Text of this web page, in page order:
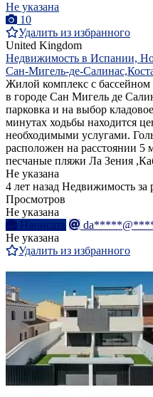
Не указана
10
Удалить из избранного
United Kingdom
Недвижимость в Испании,
Сан-Мигель-де-
Жилой комплекс с
в городе Сан Мигель де
парковка и на выбор
минутах ходьбы находится
необходимыми услугами.
расположен на расстоянии 5
песчаные пляжи Ла Зения
Не указана
4 лет назад Недвижимость за
Просмотров
Не указана
Написать
Не указана
Удалить из избранного